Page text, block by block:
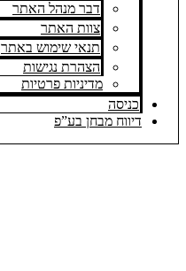
דבר מנהל האתר
צוות האתר
תנאי שימוש באתר
הצהרת נגישות
מדיניות פרטיות
כניסה
דיווח מבחן בע”פ